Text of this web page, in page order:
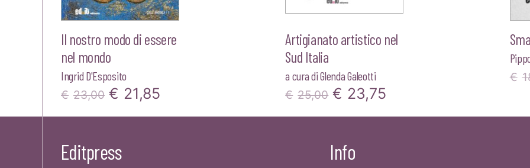
Il nostro modo di essere
nel mondo
Ingrid D'Esposito
€ 23,00 Il
prezzo
era:
€ 21,85
prezzo
Artigianato artistico nel
Sud Italia
a cura diGlenda Galeotti
€ 25,00 Il
prezzo
era:
€ 23,75
prezzo
€
Editpress Info